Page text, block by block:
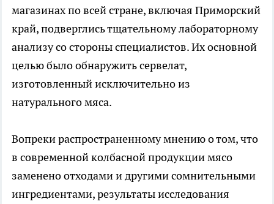
магазинах по всей стране, включая Приморский
край, подверглись тщательному лабораторному
анализу со стороны специалистов. Их основной
целью было обнаружить сервелат,
изготовленный исключительно из
натурального мяса.
Вопреки распространенному мнению о том, что
в современной колбасной продукции мясо
заменено отходами и другими сомнительными
ингредиентами, результаты исследования